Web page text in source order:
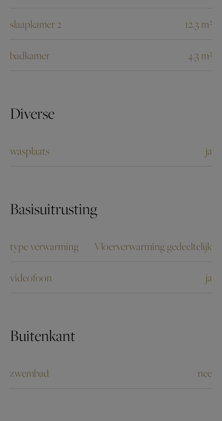
slaapkamer 2 12.3 m²
badkamer 4.3 m²
Diverse
wasplaats ja
Basisuitrusting
type verwarming Vloerverwarming gedeeltelijk
videofoon ja
Buitenkant
zwembad nee